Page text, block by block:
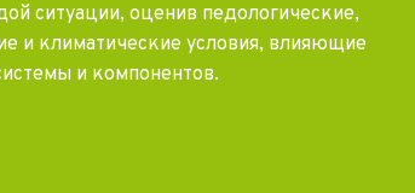
ситуации, оценив педологические,
и климатические условия, влияющие
и компонентов.